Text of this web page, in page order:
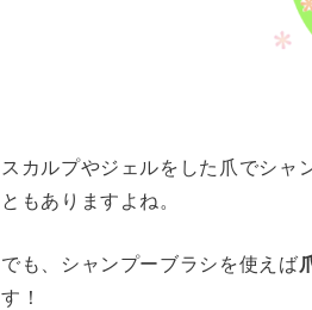
スカルプやジェルをした爪でシャ
ともありますよね。
でも、シャンプーブラシを使えば
す！